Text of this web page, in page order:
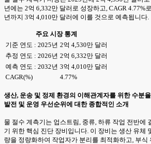
년에는 2억 6,332만 달러로 성장하고, CAGR 4.77%
년까지 3억 4,010만 달러에 이를 것으로 예측됩니다.
주요 시장 통계
기준 연도 : 2025년 2억 4,530만 달러
추정 연도 : 2026년 2억 6,332만 달러
예측 연도 : 2032년 3억 4,010만 달러
CAGR(%)
4.77%
생산, 운송 및 정제 환경의 이해관계자를 위한 수분
발전 및 운영 우선순위에 대한 종합적인 소개
물 절수 계측기는 업스트림, 중류, 하류 작업 전반에
기 위한 핵심 진단 장비입니다. 이 장비는 생산 유체
량을 정량화하여 작업자가 분리를 최적화하고, 부식